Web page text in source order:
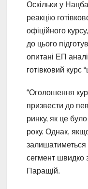
Оскільки у
реакцію
офіційного
до цього
опитані ЕП
готівковий курс
“Оголошення
призвести до
ринку, як це
року. Однак,
залишатиметься
сегмент швидко
Паращій.